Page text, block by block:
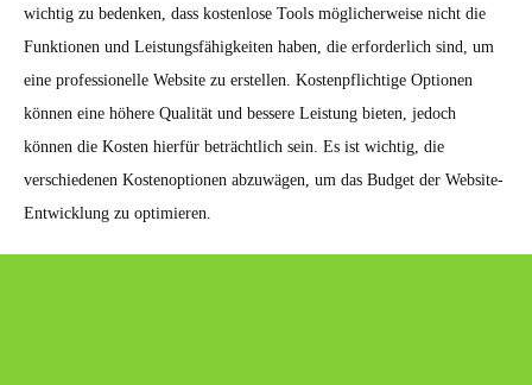
wichtig zu bedenken, dass kostenlose Tools möglicherweise nicht die
Funktionen und Leistungsfähigkeiten haben, die erforderlich sind, um
eine professionelle Website zu erstellen. Kostenpflichtige Optionen
können eine höhere Qualität und bessere Leistung bieten, jedoch
können die Kosten hierfür beträchtlich sein. Es ist wichtig, die
verschiedenen Kostenoptionen abzuwägen, um das Budget der Website-
Entwicklung zu optimieren.